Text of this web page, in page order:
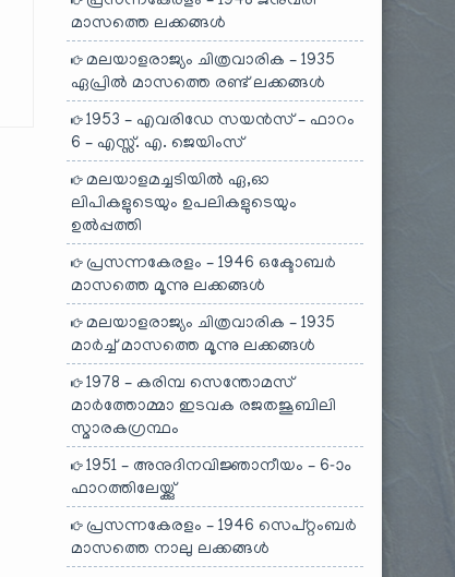
മാസത്തെ ലക്കങ്ങൾ
മലയാളരാജ്യം ചിത്രവാരിക – 1935
ഏപ്രിൽ മാസത്തെ രണ്ട് ലക്കങ്ങൾ
1953 – എവരിഡേ സയൻസ് – ഫാറം
6 – എസ്സ്. എ. ജെയിംസ്
മലയാളമച്ചടിയിൽ ഏ,ഓ
ലിപികളുടെയും ഉപലികളുടെയും
ഉൽപ്പത്തി
പ്രസന്നകേരളം – 1946 ഒക്ടോബർ
മാസത്തെ മൂന്നു ലക്കങ്ങൾ
മലയാളരാജ്യം ചിത്രവാരിക – 1935
മാർച്ച് മാസത്തെ മൂന്നു ലക്കങ്ങൾ
1978 – കരിമ്പ സെന്തോമസ്
മാർത്തോമ്മാ ഇടവക രജതജൂബിലി
സ്മാരകഗ്രന്ഥം
1951 – അനുദിനവിജ്ഞാനീയം – 6-ാം
ഫാറത്തിലേയ്ക്കു്
പ്രസന്നകേരളം – 1946 സെപ്റ്റംബർ
മാസത്തെ നാലു ലക്കങ്ങൾ